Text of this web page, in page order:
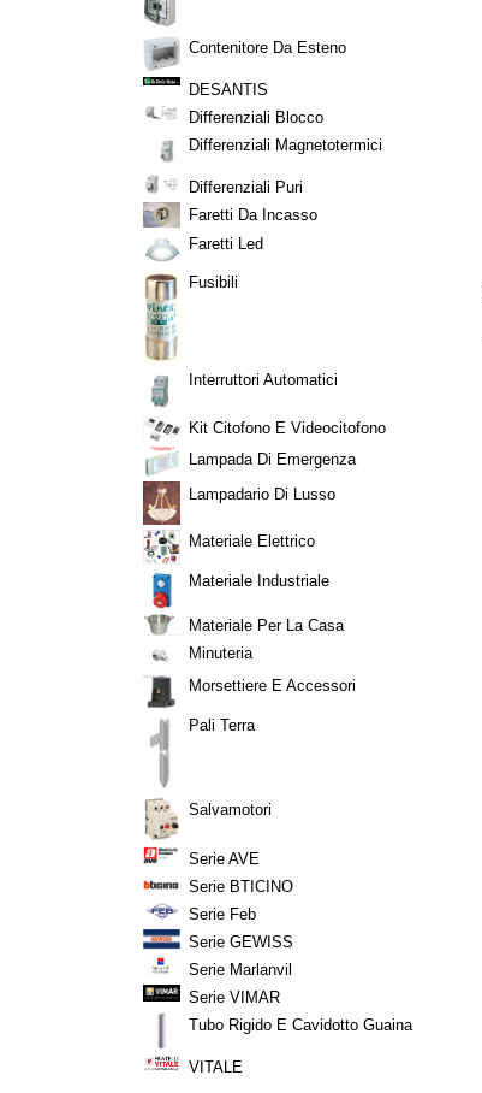
Contenitore Da Esteno
DESANTIS
Differenziali Blocco
Differenziali Magnetotermici
Differenziali Puri
Faretti Da Incasso
Faretti Led
Fusibili
Interruttori Automatici
Kit Citofono E Videocitofono
Lampada Di Emergenza
Lampadario Di Lusso
Materiale Elettrico
Materiale Industriale
Materiale Per La Casa
Minuteria
Morsettiere E Accessori
Pali Terra
Salvamotori
Serie AVE
Serie BTICINO
Serie Feb
Serie GEWISS
Serie Marlanvil
Serie VIMAR
Tubo Rigido E Cavidotto Guaina
VITALE